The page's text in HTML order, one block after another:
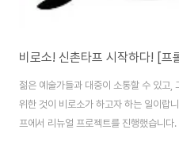
비로소! 신촌타프 시작하다! [프
젊은 예술가들과 대중이 소통할 수 있고,
위한 것이 비로소가 하고자 하는 일이랍
프에서 리뉴얼 프로젝트를 진행했습니